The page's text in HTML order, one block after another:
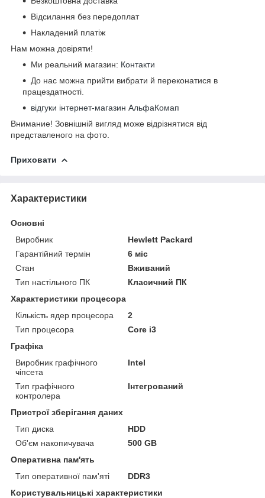
Відсилання без передоплат
Накладений платіж
Нам можна довіряти!
Ми реальний магазин: Контакти
До нас можна прийти вибрати й переконатися в
працездатності.
відгуки інтернет-магазин АльфаКомап
Внимание! Зовнішній вигляд може відрізнятися від
представленого на фото.
Приховати
Характеристики
Основні
Виробник
Hewlett Packard
Гарантійний термін
6 міс
Стан
Вживаний
Тип настільного ПК
Класичний ПК
Характеристики процесора
Кількість ядер процесора
2
Тип процесора
Core i3
Графіка
Виробник графічного
чіпсета
Intel
Тип графічного
контролера
Інтегрований
Пристрої зберігання даних
Тип диска
HDD
Об'єм накопичувача
500 GB
Оперативна пам'ять
Тип оперативної пам'яті
DDR3
Користувальницькі характеристики